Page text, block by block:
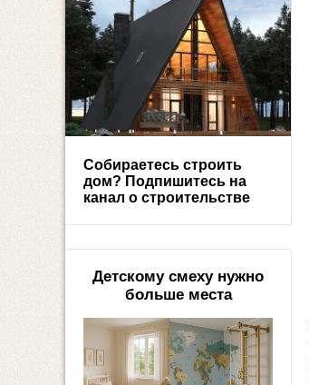
Собираетесь строить
дом? Подпишитесь на
канал о строительстве
Детскому смеху нужно
больше места